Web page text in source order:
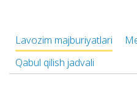
Lavozim majburiyatlari
Qabul qilish jadvali